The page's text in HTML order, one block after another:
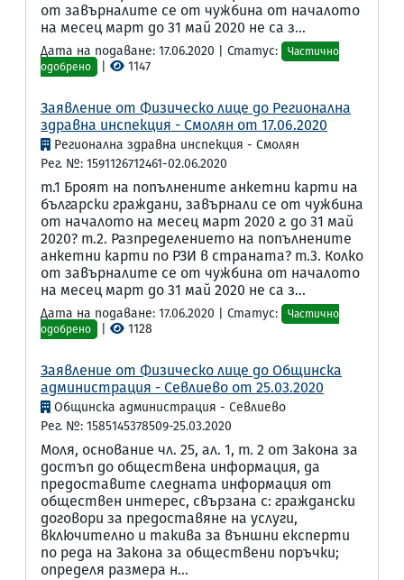
от завърналите се от чужбина от началото
на месец март до 31 май 2020 не са з...
Дата на подаване: 17.06.2020 | Статус:
Частично
одобрено
1147
Заявление от Физическо лице до Регионална
здравна инспекция - Смолян от 17.06.2020
Регионална здравна инспекция - Смолян
Рег. №: 1591126712461-02.06.2020
т.1 Броят на попълнените анкетни карти на
български граждани, завърнали се от чужбина
от началото на месец март 2020 г. до 31 май
2020? т.2. Разпределението на попълнените
анкетни карти по РЗИ в страната? т.3. Колко
от завърналите се от чужбина от началото
на месец март до 31 май 2020 не са з...
Дата на подаване: 17.06.2020 | Статус:
Частично
одобрено
1128
Заявление от Физическо лице до Общинска
администрация - Севлиево от 25.03.2020
Общинска администрация - Севлиево
Рег. №: 1585145378509-25.03.2020
Моля, основание чл. 25, ал. 1, т. 2 от Закона за
достъп до обществена информация, да
предоставите следната информация от
обществен интерес, свързана с: граждански
договори за предоставяне на услуги,
включително и такива за външни експерти
по реда на Закона за обществени поръчки;
определя размера н...